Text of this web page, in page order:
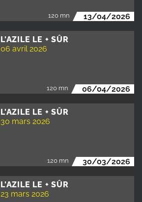
120 mn 13/04/2026
L'AZILE LE + SÛR
06 avril 2026
120 mn 06/04/2026
L'AZILE LE + SÛR
30 mars 2026
120 mn 30/03/2026
L'AZILE LE + SÛR
23 mars 2026